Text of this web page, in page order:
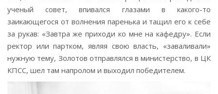
ученый совет, впивался глазами в какого-то
заикающегося от волнения паренька и тащил его к себе
за рукав: «Завтра же приходи ко мне на кафедру». Если
ректор или партком, являя свою власть, «заваливали»
нужную тему, Золотов отправлялся в министерство, в ЦК
КПСС, шел там напролом и выходил победителем.